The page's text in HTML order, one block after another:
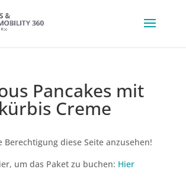
Pancakes mit
Creme
Berechtigung diese Seite anzusehen!
um das Paket zu buchen: Hier